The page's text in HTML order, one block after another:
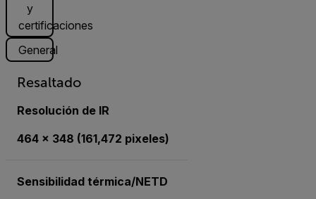
y
certificaciones
General
Resaltado
Resolución de IR
464 × 348 (161,472 pixeles)
Sensibilidad térmica/NETD